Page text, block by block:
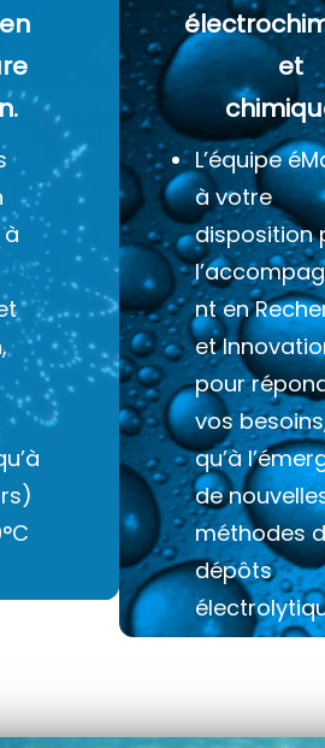
en
et
L’équipe
à votre
disposition
nt en
et
pour
vos
qu’à
de
méthodes
dépôts